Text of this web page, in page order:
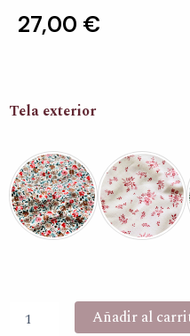
27,00 €
Tela exterior
iPad
cantidad
Añadir al